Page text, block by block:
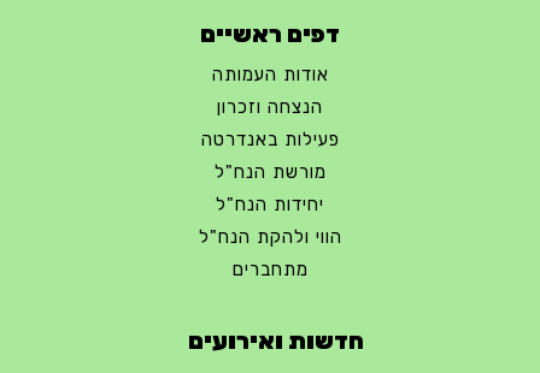
דפים ראשיים
אודות העמותה
הנצחה וזכרון
פעילות באנדרטה
מורשת הנח"ל
יחידות הנח"ל
הווי ולהקת הנח"ל
מתחברים
חדשות ואירועים